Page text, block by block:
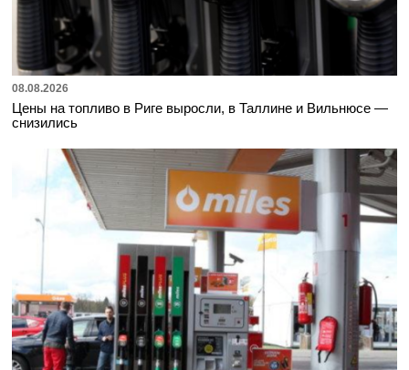
08.08.2026
Цены на топливо в Риге выросли, в Таллине и Вильнюсе —
снизились